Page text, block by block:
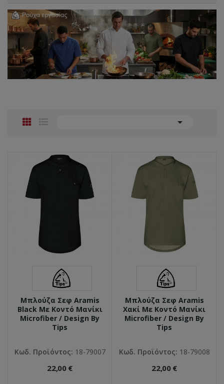

Μπλούζα Σεφ Aramis
Black Με Κοντό Μανίκι
Microfiber / Design By
Tips
Κωδ. Προϊόντος: 18-79007
22,00 €
Μπλούζα Σεφ Aramis
Χακί Με Κοντό Μανίκι
Microfiber / Design By
Tips
Κωδ. Προϊόντος: 18-79008
22,00 €